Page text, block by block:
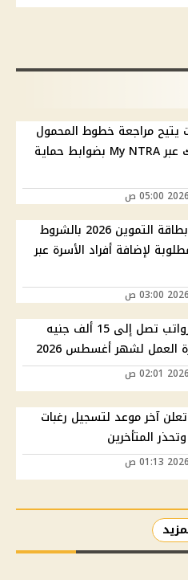
يتيح مراجعة خطوط المحمول
المسجلة باسمك عبر My NTRA بضوابط حماية
خطوات تحديث بطاقة التموين 2026 بالشروط
لإضافة أفراد الأسرة عبر
وظائف خالية برواتب تصل إلى 15 ألف جنيه
لشهر أغسطس 2026
تعلن آخر موعد لتسجيل رغبات
المتأخرين